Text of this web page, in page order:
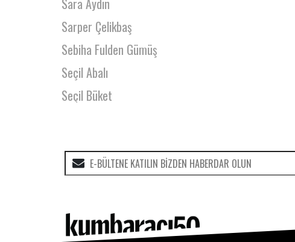
Sara Aydın
Sarper Çelikbaş
Sebiha Fulden Gümüş
Seçil Abalı
Seçil Büket
Seda Ekici
Seda Öztürk
Seda Sakarya